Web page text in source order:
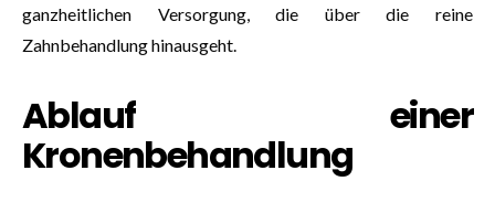
ganzheitlichen Versorgung, die über die reine
Zahnbehandlung hinausgeht.
Ablauf einer
Kronenbehandlung